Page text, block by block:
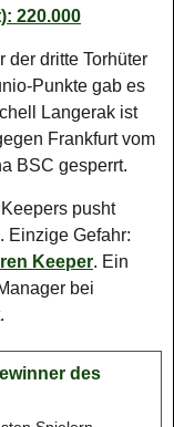
220.000
der dritte Torhüter
Punkte gab es
Langerak ist
Frankfurt vom
BSC gesperrt.
pusht
Einzige Gefahr:
Keeper. Ein
bei
des